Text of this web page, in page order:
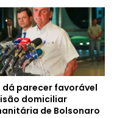
dá parecer favorável
domiciliar
de Bolsonaro